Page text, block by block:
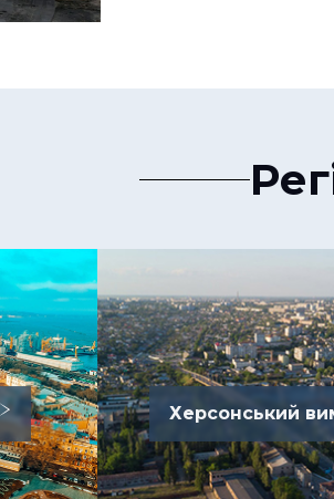
Херсонський